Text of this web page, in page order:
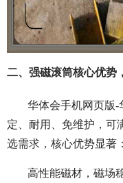
二、强磁滚筒核心优势
华体会手机网页版-
定、耐用、免维护，可
选需求，核心优势显著：
高性能磁材，磁场